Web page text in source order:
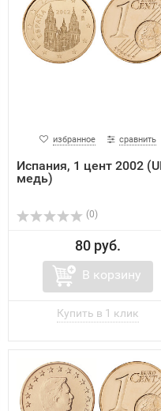
избранное сравнить
Испания, 1 цент 2002
медь)
(0)
80 руб.
В корзину